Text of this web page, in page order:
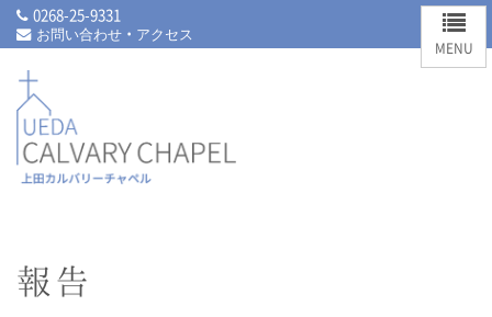
0268-25-9331
お問い合わせ・アクセス
報告